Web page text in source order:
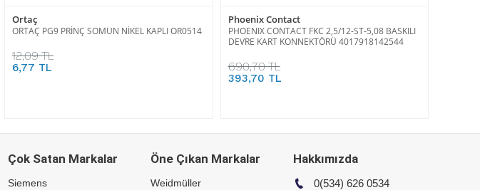
Ortaç
ORTAÇ PG9 PRİNÇ SOMUN NİKEL KAPLI OR0514
12,09 TL
6,77 TL
Phoenix Contact
PHOENIX CONTACT FKC 2,5/12-ST-5,08 BASKILI
DEVRE KART KONNEKTÖRÜ 4017918142544
690,70 TL
393,70 TL
Çok Satan Markalar
Siemens
Öne Çıkan Markalar
Weidmüller
Hakkımızda
0(534) 626 0534